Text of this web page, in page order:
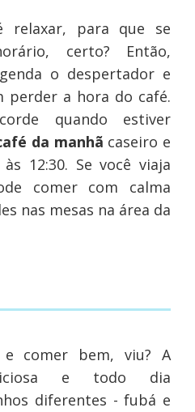
relaxar, para que se
certo? Então,
o despertador e
perder a hora do café.
quando estiver
da manhã caseiro e
12:30. Se você viaja
comer com calma
nas mesas na área da
e comer bem, viu? A
e todo dia
diferentes - fubá e